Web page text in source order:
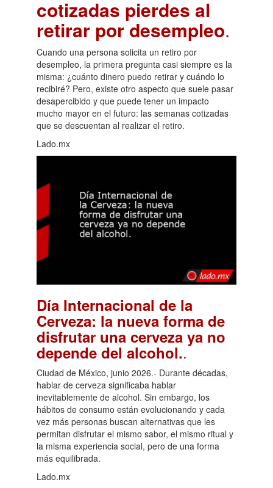
cotizadas pierdes al
retirar por desempleo.
Cuando una persona solicita un retiro por
desempleo, la primera pregunta casi siempre es la
misma: ¿cuánto dinero puedo retirar y cuándo lo
recibiré? Pero, existe otro aspecto que suele pasar
desapercibido y que puede tener un impacto
mucho mayor en el futuro: las semanas cotizadas
que se descuentan al realizar el retiro.
Lado.mx
Día Internacional de la
Cerveza: la nueva forma de
disfrutar una cerveza ya no
depende del alcohol..
Ciudad de México, junio 2026.- Durante décadas,
hablar de cerveza significaba hablar
inevitablemente de alcohol. Sin embargo, los
hábitos de consumo están evolucionando y cada
vez más personas buscan alternativas que les
permitan disfrutar el mismo sabor, el mismo ritual y
la misma experiencia social, pero de una forma
más equilibrada.
Lado.mx